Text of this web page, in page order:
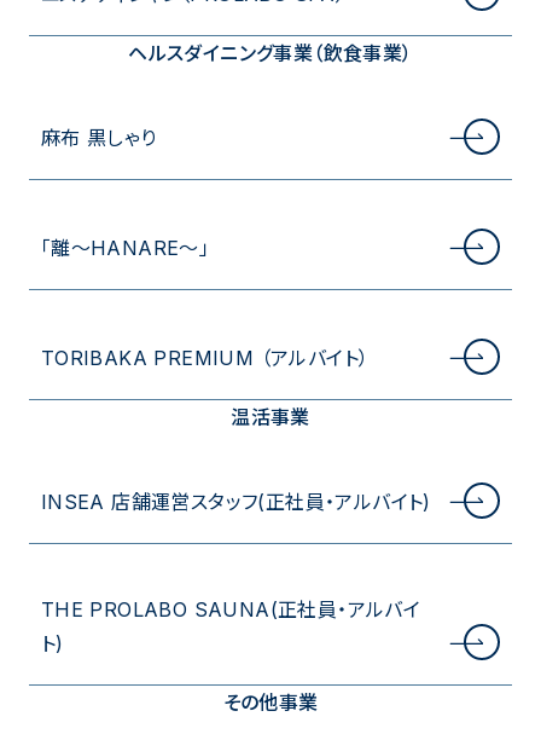
ヘルスダイニング事業（飲食事業）
麻布 黒しゃり
「離〜HANARE〜」
TORIBAKA PREMIUM （アルバイト）
温活事業
INSEA 店舗運営スタッフ(正社員・アルバイト)
THE PROLABO SAUNA(正社員・アルバイ
ト)
その他事業